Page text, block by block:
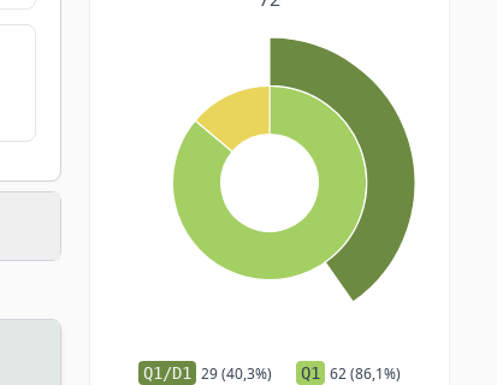
Q1/D1 29 (40,3%) Q1 62 (86,1%)